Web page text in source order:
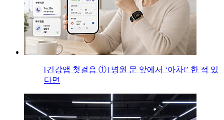
[건강앱 첫걸음 ①] 병원 문 앞에서 ‘아차!’ 한 적 있
다면